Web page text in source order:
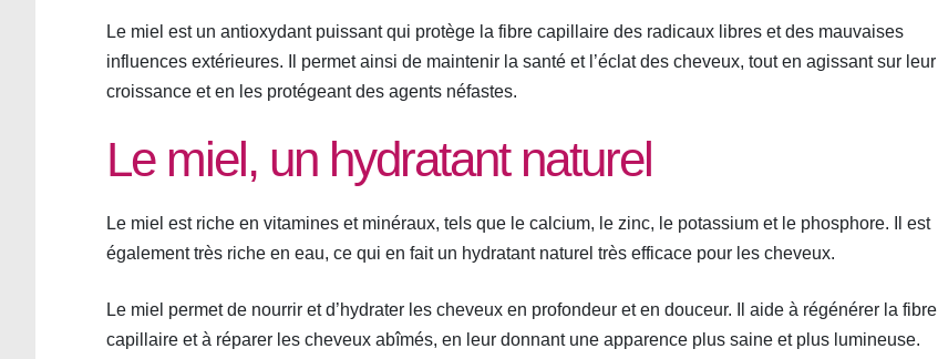
Le miel est un antioxydant puissant qui protège la fibre capillaire des radicaux libres et des mauvaises
influences extérieures. Il permet ainsi de maintenir la santé et l’éclat des cheveux, tout en agissant sur leur
croissance et en les protégeant des agents néfastes.
Le miel, un hydratant naturel
Le miel est riche en vitamines et minéraux, tels que le calcium, le zinc, le potassium et le phosphore. Il est
également très riche en eau, ce qui en fait un hydratant naturel très efficace pour les cheveux.
Le miel permet de nourrir et d’hydrater les cheveux en profondeur et en douceur. Il aide à régénérer la fibre
capillaire et à réparer les cheveux abîmés, en leur donnant une apparence plus saine et plus lumineuse.